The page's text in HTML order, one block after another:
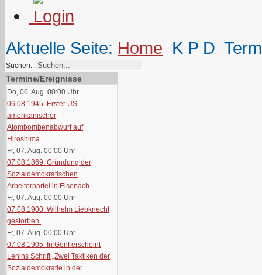
Aktuelle Seite: Home K P D
Suchen...
Termine/Ereignisse
Do, 06. Aug. 00:00 Uhr
06.08.1945: Erster US-
amerikanischer
Atombombenabwurf auf
Hiroshima.
Fr, 07. Aug. 00:00 Uhr
07.08.1869: Gründung der
Sozialdemokratischen
Arbeiterpartei in Eisenach.
Fr, 07. Aug. 00:00 Uhr
07.08.1900: Wilhelm Liebknecht
gestorben.
Fr, 07. Aug. 00:00 Uhr
07.08.1905: In Genf erscheint
Lenins Schrift „Zwei Taktiken der
Sozialdemokratie in der